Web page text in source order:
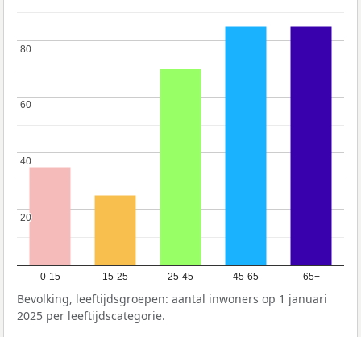
0-15 15-25 25-45 45-65 65+
20
20
40
40
60
60
80
80
Bevolking, leeftijdsgroepen: aantal inwoners op 1 januari
2025 per leeftijdscategorie.